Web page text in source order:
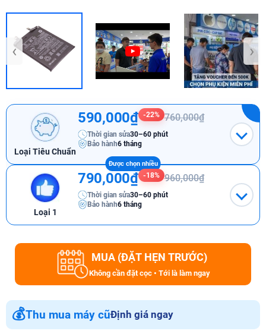
‹ ›
Loại Tiêu Chuẩn
590,000₫ -22% 760,000₫
Thời gian sửa30–60 phút
Bảo hành6 tháng
Loại 1
790,000₫ -18% 960,000₫
Thời gian sửa30–60 phút
Bảo hành6 tháng
MUA (ĐẶT HẸN TRƯỚC)
Không cần đặt cọc • Tới là làm ngay
💰Thu mua máy cũĐịnh giá ngay